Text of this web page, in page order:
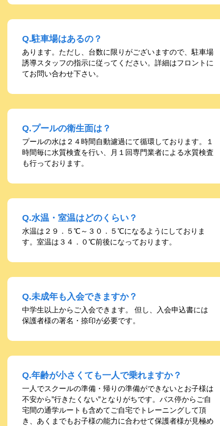
Q.駐車場はあるの？
あります。ただし、台数に限りがございますので、駐車場
誘導スタッフの指示に従ってください。詳細はフロントに
てお問い合わせ下さい。
Q.プールの衛生面は？
プールの水は２４時間自動濾過にて循環しております。１
時間毎に水質検査を行い、月１回専門業者による水質検査
も行っております。
Q.水温・室温はどのくらい？
水温は２９．５℃～３０．５℃になるようにしておりま
す。室温は３４．０℃前後になっております。
Q.未成年も入会できますか？
中学生以上からご入会できます。 但し、入会申込書には
保護者様の署名・捺印が必要です。
Q.年齢が小さくても一人で乗れますか？
一人でスクールの準備・帰りの準備ができないとお子様は
不安から”行きたくない”となりがちです。バス停からご自
宅間の通学ルートも含めてご自宅でトレーニングして頂
き、あくまでもお子様の能力に合わせて保護者様が見極め